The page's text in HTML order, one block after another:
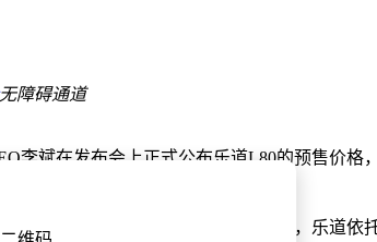
无障碍通道
李斌在发布会上正式公布乐道L80的预售价格
用、补能还要纠结”两大痛点的洞察，乐道依